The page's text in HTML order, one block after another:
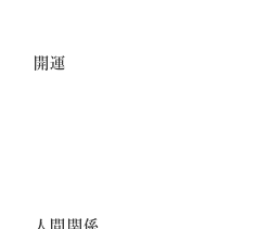
開運
人間関係